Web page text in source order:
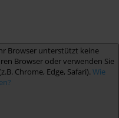
Browser unterstützt keine
Browser oder verwenden Sie
Chrome, Edge, Safari). Wie